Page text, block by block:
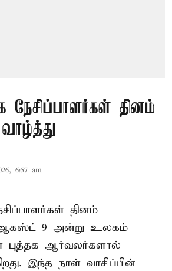
நேசிப்பாளர்கள் தினம்
6:57 am
தினம்
9 அன்று உலகம்
புத்தக ஆர்வலர்களால்
இந்த நாள் வாசிப்பின்